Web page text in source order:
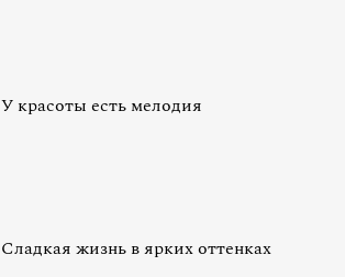
У красоты есть мелодия
Сладкая жизнь в ярких оттенках